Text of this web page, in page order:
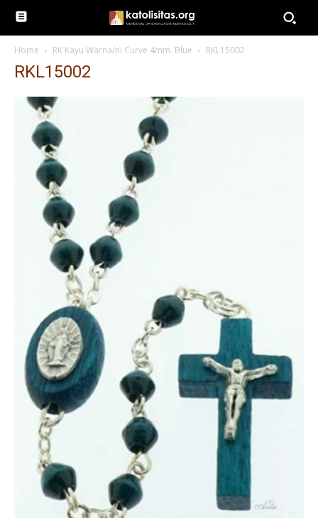
Home RK Kayu Warna/ni Curve 4mm. Blue RKL15002
RKL15002